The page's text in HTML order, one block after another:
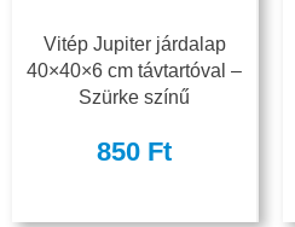
Vitép Jupiter járdalap
40×40×6 cm távtartóval –
Szürke színű
850 Ft